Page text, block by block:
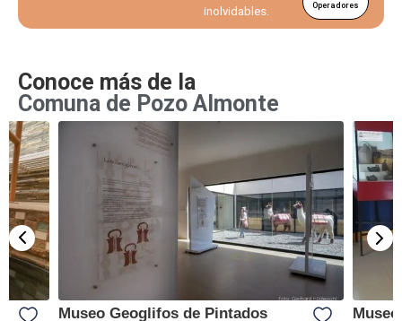
inolvidables.
Operadores
Conoce más de la
Comuna de Pozo Almonte
Museo Geoglifos de Pintados